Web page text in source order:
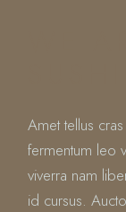
Amet tellus
fermentum leo
viverra nam
id cursus.